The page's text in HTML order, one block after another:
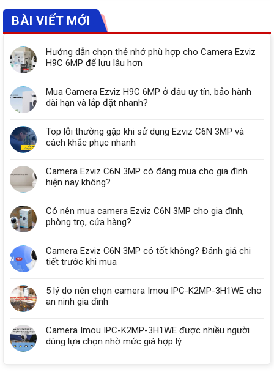
BÀI VIẾT MỚI
Hướng dẫn chọn thẻ nhớ phù hợp cho Camera Ezviz
H9C 6MP để lưu lâu hơn
Mua Camera Ezviz H9C 6MP ở đâu uy tín, bảo hành
dài hạn và lắp đặt nhanh?
Top lỗi thường gặp khi sử dụng Ezviz C6N 3MP và
cách khắc phục nhanh
Camera Ezviz C6N 3MP có đáng mua cho gia đình
hiện nay không?
Có nên mua camera Ezviz C6N 3MP cho gia đình,
phòng trọ, cửa hàng?
Camera Ezviz C6N 3MP có tốt không? Đánh giá chi
tiết trước khi mua
5 lý do nên chọn camera Imou IPC-K2MP-3H1WE cho
an ninh gia đình
Camera Imou IPC-K2MP-3H1WE được nhiều người
dùng lựa chọn nhờ mức giá hợp lý